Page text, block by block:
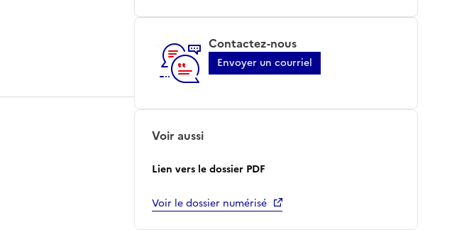
Contactez-nous
Envoyer un courriel
Voir aussi
Lien vers le dossier PDF
Voir le dossier numérisé